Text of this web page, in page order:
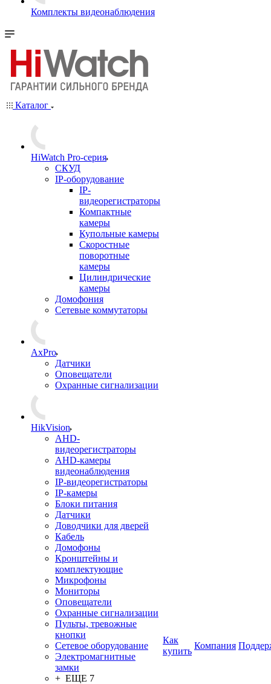
Комплекты видеонаблюдения
Каталог
HiWatch Pro-серия
CКУД
IP-оборудование
IP-
видеорегистраторы
Компактные
камеры
Купольные камеры
Скоростные
поворотные
камеры
Цилиндрические
камеры
Домофония
Сетевые коммутаторы
AxPro
Датчики
Оповещатели
Охранные сигнализации
HikVision
AHD-
видеорегистраторы
AHD-камеры
видеонаблюдения
IP-видеорегистраторы
IP-камеры
Блоки питания
Датчики
Доводчики для дверей
Кабель
Домофоны
Кронштейны и
комплектующие
Микрофоны
Мониторы
Оповещатели
Охранные сигнализации
Пульты, тревожные
кнопки
Сетевое оборудование
Электромагнитные
замки
+ ЕЩЕ 7
Как
купить
Компания